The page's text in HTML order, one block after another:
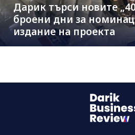
Дарик търси новите
броени дни за
издание на проекта